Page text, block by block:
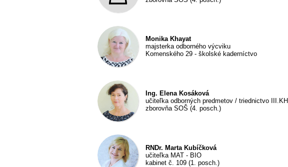
Monika Khayat
majsterka odborného výcviku
Komenského 29 - školské kaderníctvo
Ing. Elena Kosáková
učiteľka odborných predmetov / triednictvo III.KH
zborovňa SOŠ (4. posch.)
RNDr. Marta Kubíčková
učiteľka MAT - BIO
kabinet č. 109 (1. posch.)